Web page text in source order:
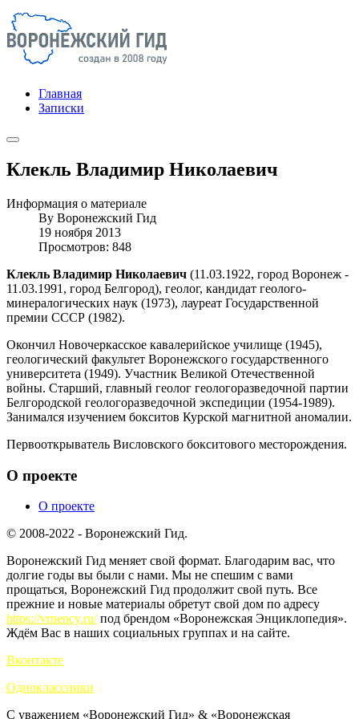
Главная
Записки
Клекль Владимир Николаевич
Информация о материале
By Воронежский Гид
19 ноября 2013
Просмотров: 848
Клекль Владимир Николаевич (11.03.1922, город Воронеж -
11.03.1991, город Белгород), геолог, кандидат геолого-
минералогических наук (1973), лауреат Государственной
премии СССР (1982).
Окончил Новочеркасское кавалерийское училище (1945),
геологический факультет Воронежского государственного
университета (1949). Участник Великой Отечественной
войны. Старший, главный геолог геологоразведочной партии
Белгородской геологоразведочной экспедиции (1954-1989).
Занимался изучением бокситов Курской магнитной аномалии.
Первооткрыватель Висловского бокситового месторождения.
О проекте
О проекте
© 2008-2022 - Воронежский Гид.
Воронежский Гид меняет свой формат. Благодарим вас, что
долгие годы вы были с нами. Мы не спешим с вами
прощаться, Воронежский Гид продолжит свой путь. Все
прежние и новые материалы обретут свой дом по адресу
https://vrnency.ru/под брендом «Воронежская Энциклопедия».
Ждём Вас в наших социальных группах и на сайте.
Вконтакте
Одноклассники
С уважением «Воронежский Гид» & «Воронежская